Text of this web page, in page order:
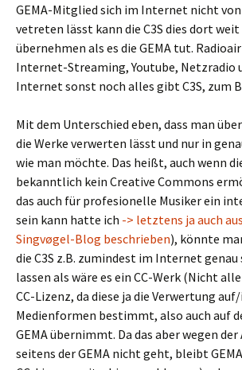
GEMA-Mitglied sich im Internet nicht von
vetreten lässt kann die C3S dies dort
übernehmen als es die GEMA tut.
Internet-Streaming, Youtube, Netzradio
Internet sonst noch alles gibt C3S, zum
Mit dem Unterschied eben, dass man
die Werke verwerten lässt und nur in
wie man möchte. Das heißt, auch wenn
bekanntlich kein Creative Commons
das auch für profesionelle Musiker ein
sein kann hatte ich -> letztens ja auch
Singvøgel-Blog beschrieben), könnte
die C3S z.B. zumindest im Internet
lassen als wäre es ein CC-Werk (Nicht
CC-Lizenz, da diese ja die Verwertung
Medienformen bestimmt, also auch auf
GEMA übernimmt. Da das aber wegen
seitens der GEMA nicht geht, bleibt